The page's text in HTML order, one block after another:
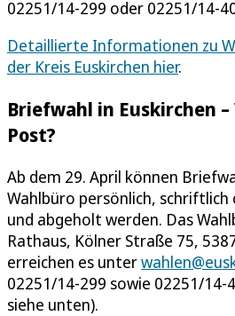
02251/14-299 oder 02251/14-
Detaillierte Informationen zu
der Kreis Euskirchen hier.
Briefwahl in Euskirchen
Post?
Ab dem 29. April können
Wahlbüro persönlich,
und abgeholt werden. Das
Rathaus, Kölner Straße 75,
erreichen es unter
02251/14-299 sowie 02251/14-
siehe unten).